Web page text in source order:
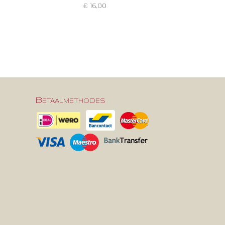
€ 16,00
Betaalmethodes